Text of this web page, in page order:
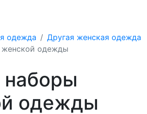
одежда
Другая женская одежда
женской одежды
наборы
одежды